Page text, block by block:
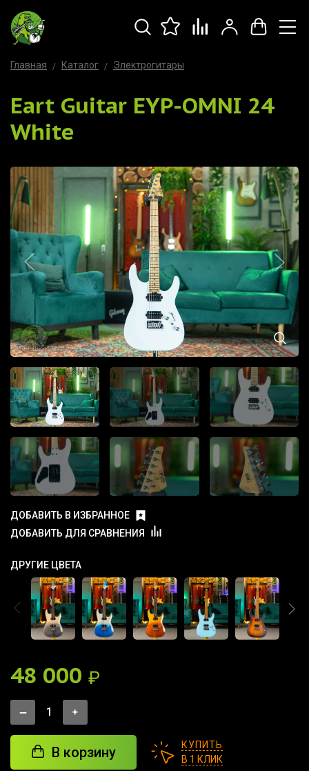
Главная Каталог Электрогитары
Eart Guitar EYP-OMNI 24
White
ДОБАВИТЬ В ИЗБРАННОЕ
ДОБАВИТЬ ДЛЯ СРАВНЕНИЯ
ДРУГИЕ ЦВЕТА
48 000 ₽
В корзину
КУПИТЬ
В 1 КЛИК